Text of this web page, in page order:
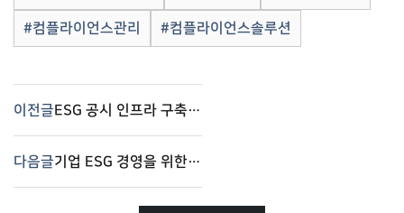
#컴플라이언스관리 #컴플라이언스솔루션
이전글 ESG 공시 인프라 구축과 통합 ESG 솔루션 – 컴플라이로(Complilaw)
다음글 기업 ESG 경영을 위한 통합 ESG 솔루션 – 컴플라이로(Complilaw)